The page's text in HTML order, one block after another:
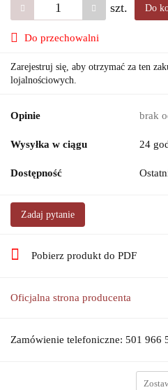
szt. Do
Do przechowalni
Zarejestruj się, aby otrzymać za ten
lojalnościowych.
Opinie brak
Wysyłka w ciągu 24
Dostępność
Zadaj pytanie
Pobierz produkt do PDF
Oficjalna strona producenta
Zamówienie telefoniczne: 501 966